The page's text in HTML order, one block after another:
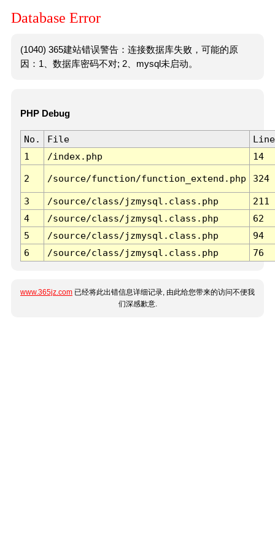
Database Error
(1040) 365建站错误警告：连接数据库失败，可能的原
因：1、数据库密码不对; 2、mysql未启动。
PHP Debug
No. File
Line
1
/index.php 14
2 /source/function/function_extend.php 324
3 /source/class/jzmysql.class.php
211
4
/source/class/jzmysql.class.php
62
5
/source/class/jzmysql.class.php
94
6
/source/class/jzmysql.class.php 76
www.365jz.com 已经将此出错信息详细记录, 由此给您带来的访问不便我
们深感歉意.